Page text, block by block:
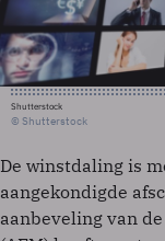
Shutterstock
© Shutterstock
De winstdaling is
aangekondigde
aanbeveling van